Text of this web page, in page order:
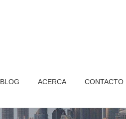
BLOG ACERCA CONTACTO